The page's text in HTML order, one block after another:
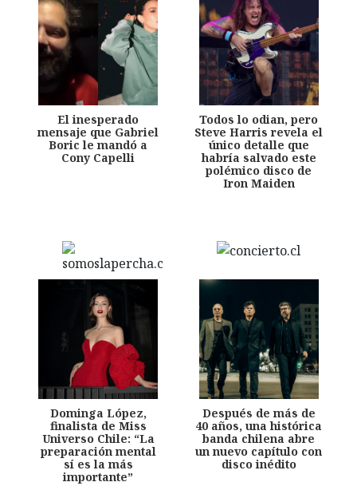
El inesperado
mensaje que Gabriel
Boric le mandó a
Cony Capelli
Todos lo odian, pero
Steve Harris revela el
único detalle que
habría salvado este
polémico disco de
Iron Maiden
Dominga López,
finalista de Miss
Universo Chile: “La
preparación mental
sí es la más
importante”
Después de más de
40 años, una histórica
banda chilena abre
un nuevo capítulo con
disco inédito